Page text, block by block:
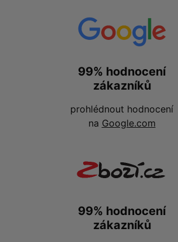
99% hodnocení
zákazníků
prohlédnout hodnocení
na Google.com
99% hodnocení
zákazníků